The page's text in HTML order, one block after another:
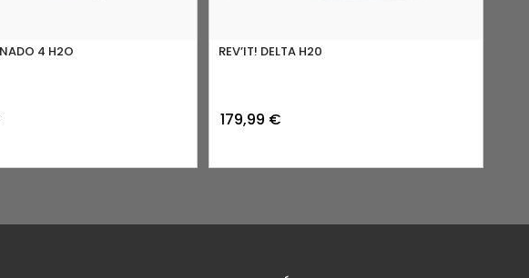
4 H2O REV’IT! DELTA H20
179,99 €